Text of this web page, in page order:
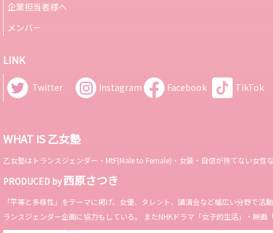
企業担当者様へ
メンバー
LINK
Twitter Instagram Facebook TikTok
WHAT IS 乙女塾
乙女塾はトランスジェンダー・MtF(Male to Female)・女装・自信が持てない女
PRODUCED by西原さつき
「平等と多様性」をテーマに掲げ、女優、タレント、講演会など幅広い分野で
ランスジェンダー企画に協力もしている。 またNHKドラマ「女子的生活」・映